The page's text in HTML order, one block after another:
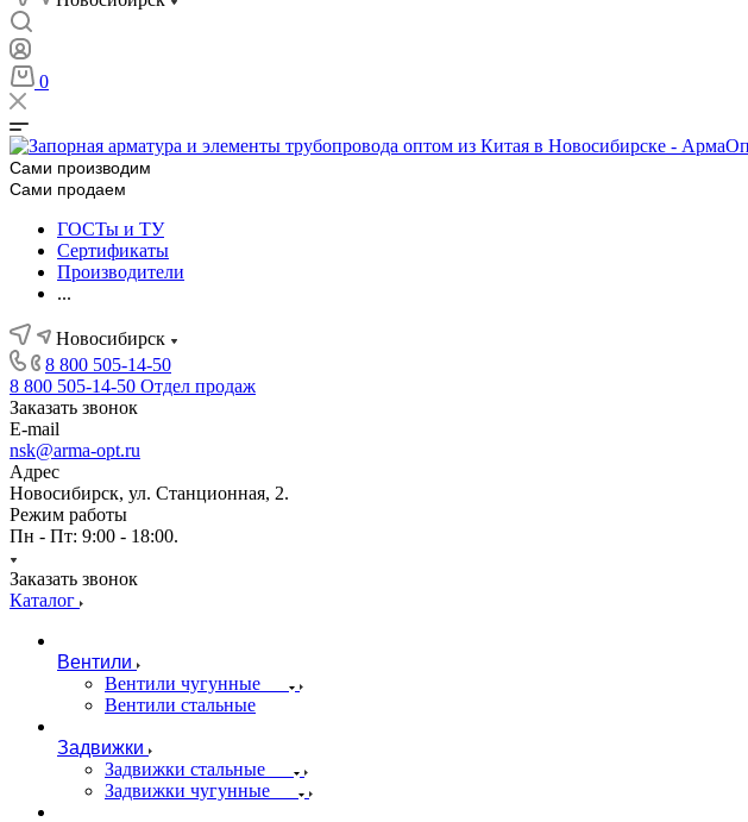
0
Сами производим
Сами продаем
ГОСТы и ТУ
Сертификаты
Производители
...
Новосибирск
8 800 505-14-50
8 800 505-14-50 Отдел продаж
Заказать звонок
E-mail
nsk@arma-opt.ru
Адрес
Новосибирск, ул. Станционная, 2.
Режим работы
Пн - Пт: 9:00 - 18:00.
Заказать звонок
Каталог
Вентили
Вентили чугунные
Вентили стальные
Задвижки
Задвижки стальные
Задвижки чугунные